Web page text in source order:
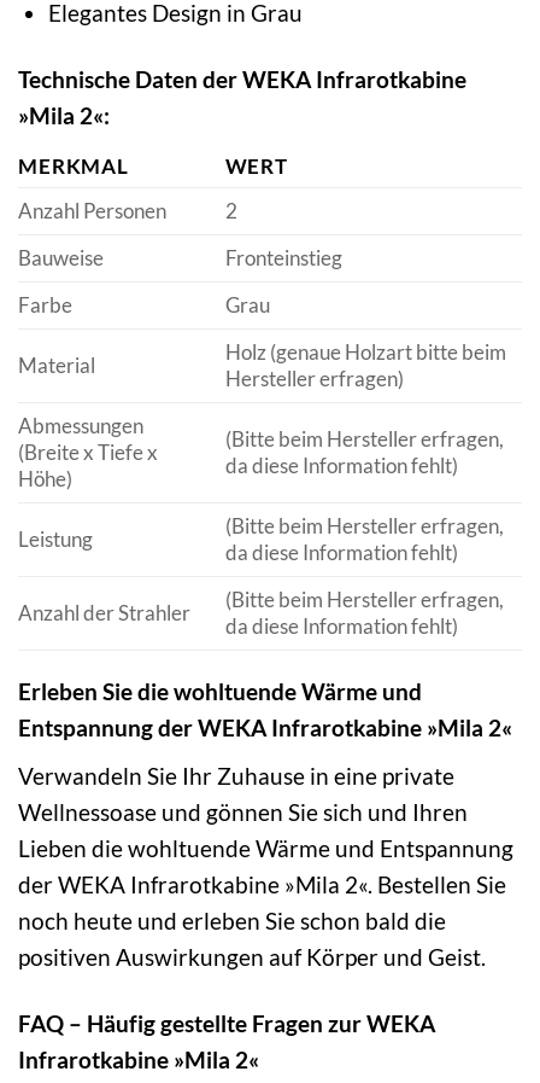
Elegantes Design in Grau
Technische Daten der WEKA Infrarotkabine
»Mila 2«:
MERKMAL
WERT
Anzahl Personen
2
Bauweise
Fronteinstieg
Farbe
Grau
Material
Holz (genaue Holzart bitte beim
Hersteller erfragen)
Abmessungen
(Breite x Tiefe x
Höhe)
(Bitte beim Hersteller erfragen,
da diese Information fehlt)
Leistung
(Bitte beim Hersteller erfragen,
da diese Information fehlt)
Anzahl der Strahler
(Bitte beim Hersteller erfragen,
da diese Information fehlt)
Erleben Sie die wohltuende Wärme und
Entspannung der WEKA Infrarotkabine »Mila 2«
Verwandeln Sie Ihr Zuhause in eine private
Wellnessoase und gönnen Sie sich und Ihren
Lieben die wohltuende Wärme und Entspannung
der WEKA Infrarotkabine »Mila 2«. Bestellen Sie
noch heute und erleben Sie schon bald die
positiven Auswirkungen auf Körper und Geist.
FAQ – Häufig gestellte Fragen zur WEKA
Infrarotkabine »Mila 2«